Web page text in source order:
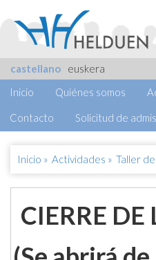
castellano
euskera
Inicio
Quiénes somos
Contacto Solicitud de
Inicio » Actividades » Taller
CIERRE